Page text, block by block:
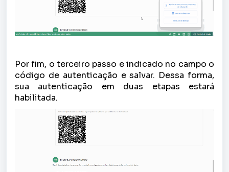
Por fim, o terceiro passo e indicado no campo o
código de autenticação e salvar. Dessa forma,
sua autenticação em duas etapas estará
habilitada.